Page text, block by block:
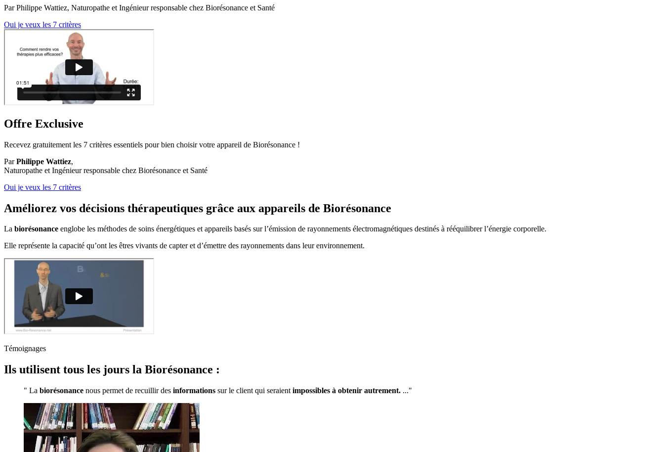
Par Philippe Wattiez, Naturopathe et Ingénieur responsable chez Biorésonance et Santé
Oui je veux les 7 critères
Offre Exclusive
Recevez gratuitement les 7 critères essentiels pour bien choisir votre appareil de Biorésonance !
ParPhilippe Wattiez,
Naturopathe et Ingénieur responsable chez Biorésonance et Santé
Oui je veux les 7 critères
Améliorez vos décisions thérapeutiques grâce aux appareils de Biorésonance
La biorésonance englobe les méthodes de soins énergétiques et appareils basés sur l’émission de rayonnements électromagnétiques destinés à rééquilibrer l’énergie corporelle.
Elle représente la capacité qu’ont les êtres vivants de capter et d’émettre des rayonnements dans leur environnement.
Témoignages
Ils utilisent tous les jours la Biorésonance :
" La biorésonance nous permet de recuillir des informations sur le client qui seraient impossibles à obtenir autrement. ..."